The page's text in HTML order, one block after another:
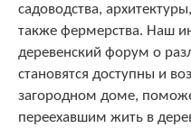
садоводства,
также фермерства. Наш
деревенский форум о
становятся доступны и
загородном доме,
переехавшим жить в